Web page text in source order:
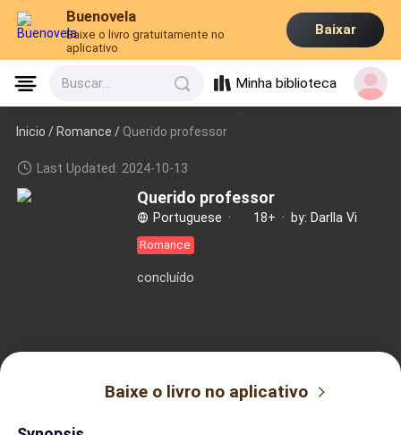
Buenovela
Baixe o livro gratuitamente no
aplicativo
Baixar
Buscar... Minha biblioteca
Inicio /Romance / Querido professor
Last Updated: 2024-10-13
Querido professor
Portuguese · 18+ · by: Darlla Vi
Romance
concluído
Baixe o livro no aplicativo